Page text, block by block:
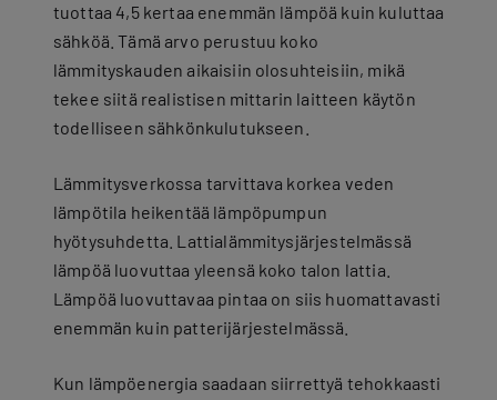
tuottaa 4,5 kertaa enemmän lämpöä kuin kuluttaa
sähköä. Tämä arvo perustuu koko
lämmityskauden aikaisiin olosuhteisiin, mikä
tekee siitä realistisen mittarin laitteen käytön
todelliseen sähkönkulutukseen.
Lämmitysverkossa tarvittava korkea veden
lämpötila heikentää lämpöpumpun
hyötysuhdetta. Lattialämmitysjärjestelmässä
lämpöä luovuttaa yleensä koko talon lattia.
Lämpöä luovuttavaa pintaa on siis huomattavasti
enemmän kuin patterijärjestelmässä.
Kun lämpöenergia saadaan siirrettyä tehokkaasti